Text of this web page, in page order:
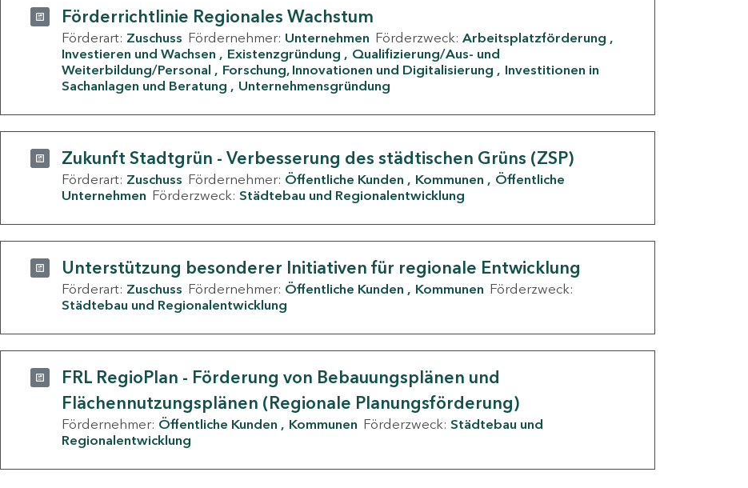
Förderrichtlinie Regionales Wachstum
Förderart: Zuschuss Fördernehmer: Unternehmen Förderzweck: Arbeitsplatzförderung
Investieren und Wachsen
Existenzgründung
Qualifizierung/Aus- und
Weiterbildung/Personal
Forschung, Innovationen und Digitalisierung
Investitionen in
Sachanlagen und Beratung
Unternehmensgründung
Zukunft Stadtgrün - Verbesserung des städtischen Grüns (ZSP)
Förderart: Zuschuss Fördernehmer: Öffentliche Kunden Kommunen
Öffentliche
Unternehmen Förderzweck: Städtebau und Regionalentwicklung
Unterstützung besonderer Initiativen für regionale Entwicklung
Förderart: Zuschuss Fördernehmer: Öffentliche Kunden Kommunen Förderzweck:
Städtebau und Regionalentwicklung
FRL RegioPlan - Förderung von Bebauungsplänen und
Flächennutzungsplänen (Regionale Planungsförderung)
Fördernehmer: Öffentliche Kunden Kommunen Förderzweck: Städtebau und
Regionalentwicklung